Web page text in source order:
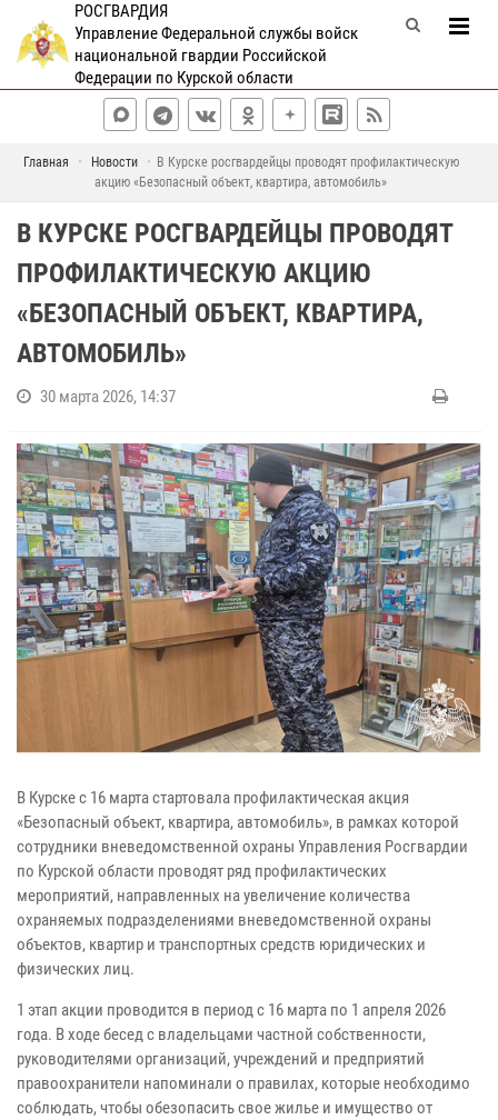
РОСГВАРДИЯ
Управление Федеральной службы войск
национальной гвардии Российской
Федерации по Курской области
Главная Новости
В Курске росгвардейцы проводят профилактическую
акцию «Безопасный объект, квартира, автомобиль»
В КУРСКЕ РОСГВАРДЕЙЦЫ ПРОВОДЯТ
ПРОФИЛАКТИЧЕСКУЮ АКЦИЮ
«БЕЗОПАСНЫЙ ОБЪЕКТ, КВАРТИРА,
АВТОМОБИЛЬ»
30 марта 2026, 14:37
В Курске с 16 марта стартовала профилактическая акция
«Безопасный объект, квартира, автомобиль», в рамках которой
сотрудники вневедомственной охраны Управления Росгвардии
по Курской области проводят ряд профилактических
мероприятий, направленных на увеличение количества
охраняемых подразделениями вневедомственной охраны
объектов, квартир и транспортных средств юридических и
физических лиц.
1 этап акции проводится в период с 16 марта по 1 апреля 2026
года. В ходе бесед с владельцами частной собственности,
руководителями организаций, учреждений и предприятий
правоохранители напоминали о правилах, которые необходимо
соблюдать, чтобы обезопасить свое жилье и имущество от